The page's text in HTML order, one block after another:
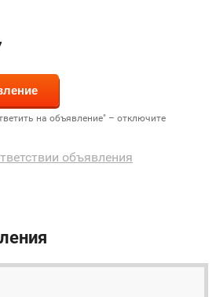
на объявление" – отключите
объявления